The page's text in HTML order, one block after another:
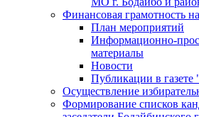
Финансовая грамотность
План мероприятий
Информационно-
материалы
Новости
Публикации в
Осуществление
Формирование списков